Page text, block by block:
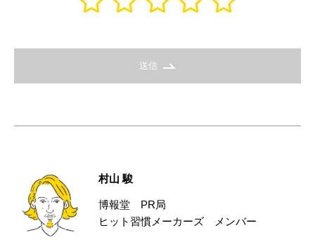
送信
村山 駿
博報堂 PR局
ヒット習慣メーカーズ メンバー